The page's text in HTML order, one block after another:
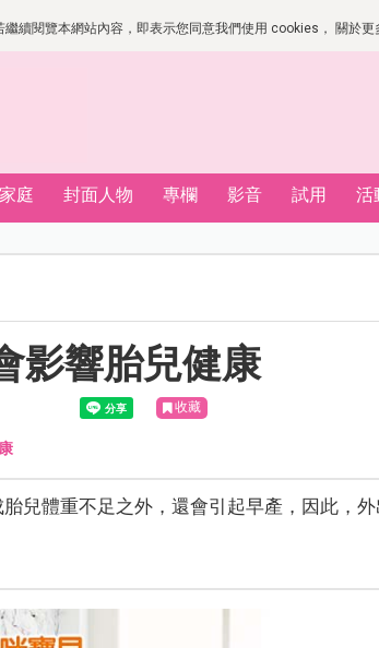
續閱覽本網站內容，即表示您同意我們使用 cookies， 關於
家庭 封面人物 專欄 影音 試用 活
影響胎兒健康
收藏
兒體重不足之外，還會引起早產，因此，